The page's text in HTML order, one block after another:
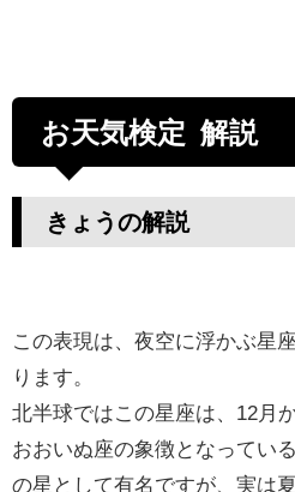
お天気検定 解説
きょうの解説
この表現は、夜空に浮かぶ星
ります。
北半球ではこの星座は、12月
おおいぬ座の象徴となってい
の星として有名ですが、実は